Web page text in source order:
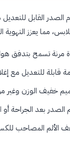
الصدر القابل
مما يعزز التهوية
مرنة تسمح بتدفق
قابلة للتعديل مع
خفيف الوزن وغير
الصدر بعد الجراحة أو
الألم المصاحب